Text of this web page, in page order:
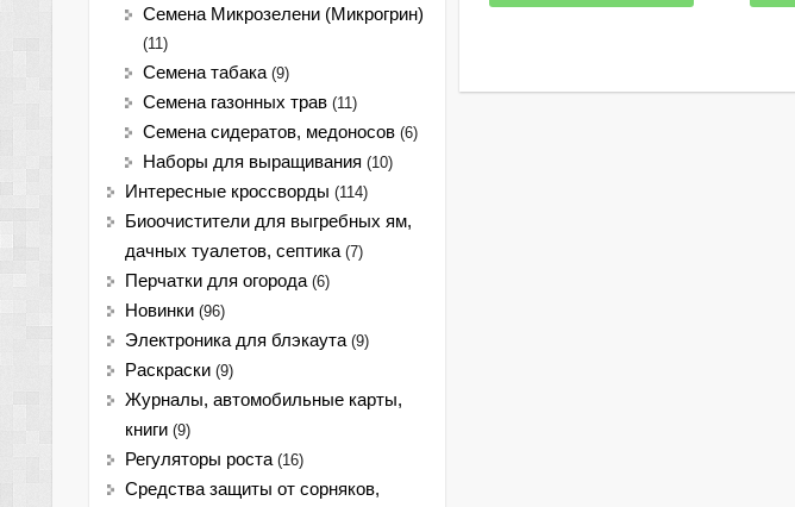
Семена Микрозелени (Микрогрин)
(11)
Семена табака (9)
Семена газонных трав (11)
Семена сидератов, медоносов (6)
Наборы для выращивания (10)
Интересные кроссворды (114)
Биоочистители для выгребных ям,
дачных туалетов, септика (7)
Перчатки для огорода (6)
Новинки (96)
Электроника для блэкаута (9)
Раскраски (9)
Журналы, автомобильные карты,
книги (9)
Регуляторы роста (16)
Средства защиты от сорняков,